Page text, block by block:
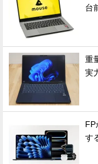
台
重
実
す